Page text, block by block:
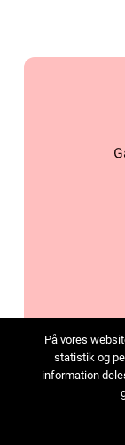
På vores
statistik og
information